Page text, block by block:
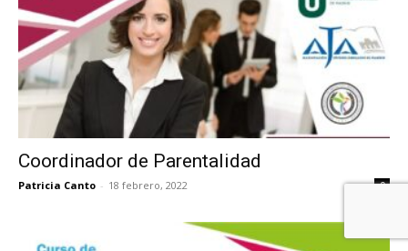
Coordinador de Parentalidad
Patricia Canto - 18 febrero, 2022 0